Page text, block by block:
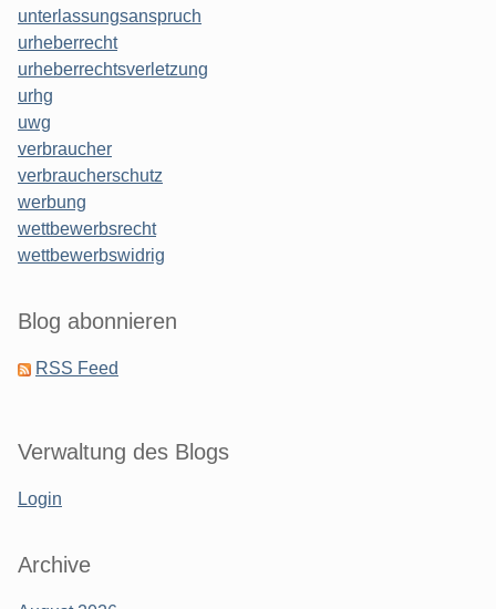
unterlassungsanspruch
urheberrecht
urheberrechtsverletzung
urhg
uwg
verbraucher
verbraucherschutz
werbung
wettbewerbsrecht
wettbewerbswidrig
Blog abonnieren
RSS Feed
Verwaltung des Blogs
Login
Archive